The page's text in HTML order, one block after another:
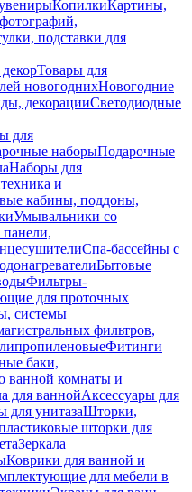
КопилкиКартины,
подставки для
Товары для
новогоднихНовогодние
декорацииСветодиодные
для
наборыПодарочные
Наборы для
и
кабины, поддоны,
Умывальники со
Спа-бассейны с
Бытовые
Фильтры-
для проточных
системы
фильтров,
Фитинги
баки,
ванной комнаты и
для ваннойАксессуары для
для унитазаШторки,
шторки для
Зеркала
Коврики для ванной и
для мебели в